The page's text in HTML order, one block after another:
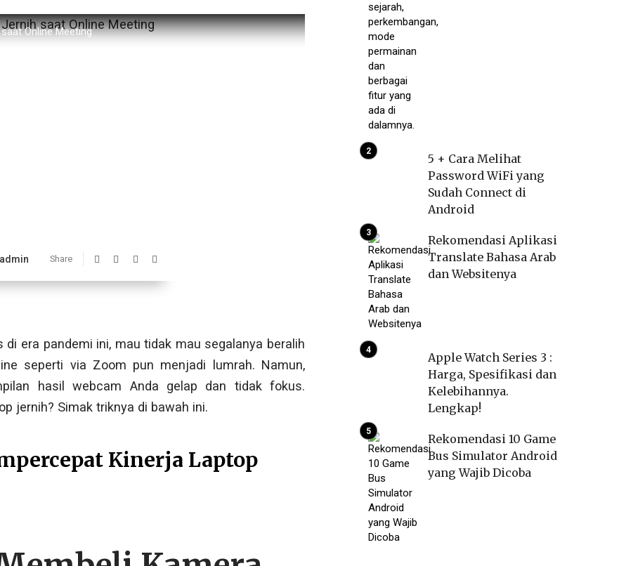
Online Meeting
admin Share
di era pandemi ini, mau tidak mau segalanya beralih
seperti via Zoom pun menjadi lumrah. Namun,
hasil webcam Anda gelap dan tidak fokus.
jernih? Simak triknya di bawah ini.
Kinerja Laptop
5 + Cara Melihat
Password WiFi yang
Sudah Connect di
Android
Rekomendasi Aplikasi
Translate Bahasa Arab
dan Websitenya
Apple Watch Series 3 :
Harga, Spesifikasi dan
Kelebihannya.
Lengkap!
Rekomendasi 10 Game
Bus Simulator Android
yang Wajib Dicoba